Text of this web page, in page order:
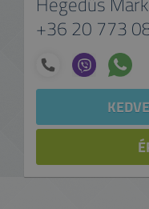
+36 20 773